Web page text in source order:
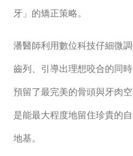
牙」的矯正策略。
潘醫師利用數位科技仔細微
齒列、引導出理想咬合的同
預留了最完美的骨頭與牙肉
是能最大程度地留住珍貴的
地基。